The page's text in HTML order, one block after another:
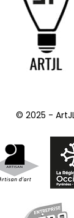
© 2025 -